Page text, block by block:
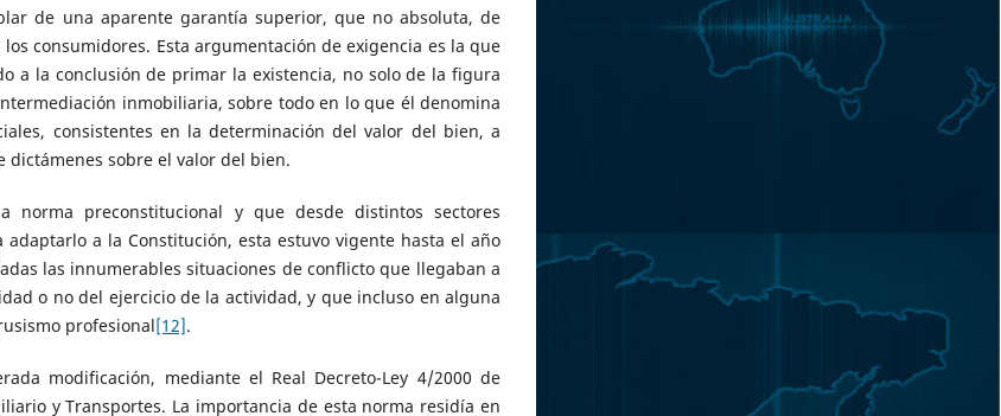
de una aparente garantía superior, que no absoluta, de
consumidores. Esta argumentación de exigencia es la que
a la conclusión de primar la existencia, no solo de la figura
inmobiliaria, sobre todo en lo que él denomina
consistentes en la determinación del valor del bien, a
dictámenes sobre el valor del bien.
preconstitucional y que desde distintos sectores
a la Constitución, esta estuvo vigente hasta el año
las innumerables situaciones de conflicto que llegaban a
o no del ejercicio de la actividad, y que incluso en alguna
profesional[12].
modificación, mediante el Real Decreto-Ley 4/2000 de
y Transportes. La importancia de esta norma residía en